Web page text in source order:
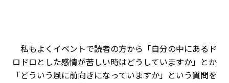
私もよくイベントで読者の方から「自分の中にあるド
ロドロとした感情が苦しい時はどうしていますか」とか
「どういう風に前向きになっていますか」という質問を